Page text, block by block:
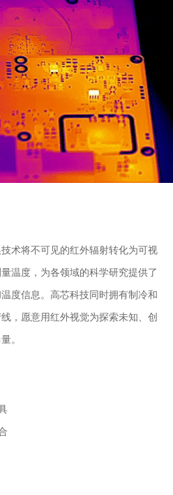
术将不可见的红外辐射转化为可视
温度，为各领域的科学研究提供了
度信息。高芯科技同时拥有制冷和
，愿意用红外视觉为探索未知、创
。